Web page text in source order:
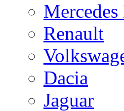
Mercedes
Renault
Dacia
Jaguar